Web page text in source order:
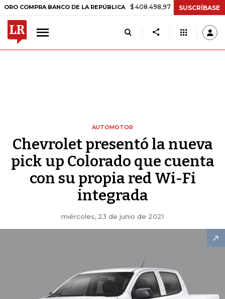
BANCO DE LA REPÚBLICA $ 408.498,97 +$ 8.753,81 +2,19%
SUSCRÍBASE
AUTOMOTOR
Chevrolet presentó la nueva
pick up Colorado que cuenta
con su propia red Wi-Fi
integrada
miércoles, 23 de junio de 2021